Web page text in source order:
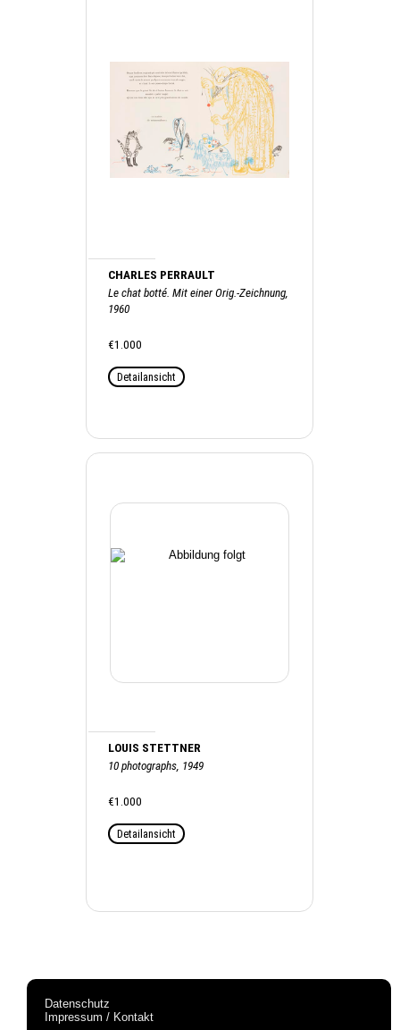
CHARLES PERRAULT
Le chat botté. Mit einer Orig.-Zeichnung,
1960
€1.000
Detailansicht
LOUIS STETTNER
10 photographs, 1949
€1.000
Detailansicht
Datenschutz
Impressum / Kontakt